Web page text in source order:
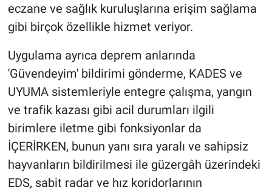
eczane ve sağlık kuruluşlarına erişim sağlama
gibi birçok özellikle hizmet veriyor.
Uygulama ayrıca deprem anlarında
'Güvendeyim' bildirimi gönderme, KADES ve
UYUMA sistemleriyle entegre çalışma, yangın
ve trafik kazası gibi acil durumları ilgili
birimlere iletme gibi fonksiyonlar da
İÇERİRKEN, bunun yanı sıra yaralı ve sahipsiz
hayvanların bildirilmesi ile güzergâh üzerindeki
EDS, sabit radar ve hız koridorlarının